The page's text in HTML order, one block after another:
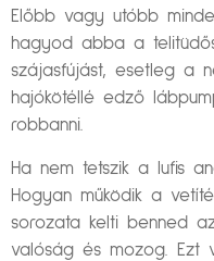
Előbb vagy utóbb
hagyod abba a
szájasfújást, esetleg a
hajókötéllé edző
robbanni.
Ha nem tetszik a lufis
Hogyan működik a
sorozata kelti benned
valóság és mozog. Ezt